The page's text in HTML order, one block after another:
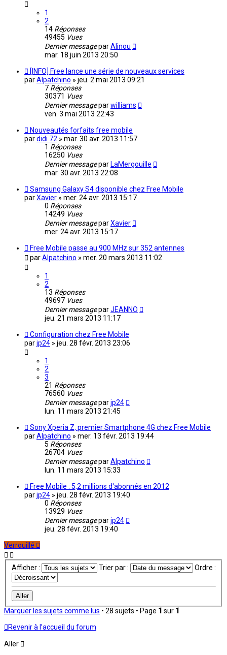
1
2
14 Réponses
49455 Vues
Dernier messageparAlinou
mar. 18 juin 2013 20:50
[INFO] Free lance une série de nouveaux services
parAlpatchino » jeu. 2 mai 2013 09:21
7 Réponses
30371 Vues
Dernier messageparwilliams
ven. 3 mai 2013 22:43
Nouveautés forfaits free mobile
pardidi 72 » mar. 30 avr. 2013 11:57
1 Réponses
16250 Vues
Dernier messagepar LaMergouille
mar. 30 avr. 2013 22:08
Samsung Galaxy S4 disponible chez Free Mobile
parXavier » mer. 24 avr. 2013 15:17
0 Réponses
14249 Vues
Dernier messageparXavier
mer. 24 avr. 2013 15:17
Free Mobile passe au 900 MHz sur 352 antennes
parAlpatchino » mer. 20 mars 2013 11:02
1
2
13 Réponses
49697 Vues
Dernier messageparJEANNO
jeu. 21 mars 2013 11:17
Configuration chez Free Mobile
parjp24 » jeu. 28 févr. 2013 23:06
1
2
3
21 Réponses
76560 Vues
Dernier messageparjp24
lun. 11 mars 2013 21:45
Sony Xperia Z, premier Smartphone 4G chez Free Mobile
parAlpatchino » mer. 13 févr. 2013 19:44
5 Réponses
26704 Vues
Dernier messageparAlpatchino
lun. 11 mars 2013 15:33
Free Mobile : 5,2 millions d'abonnés en 2012
parjp24 » jeu. 28 févr. 2013 19:40
0 Réponses
13929 Vues
Dernier messageparjp24
jeu. 28 févr. 2013 19:40
Verrouillé
Afficher : Trier par : Ordre :
Marquer les sujets comme lus • 28 sujets • Page 1 sur 1
Revenir à l’accueil du forum
Aller